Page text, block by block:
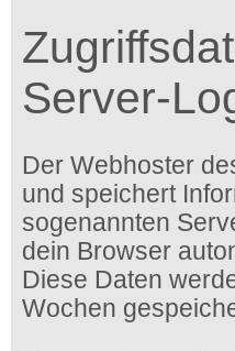
Server-
Der Webhoster
und speichert
sogenannten
dein Browser
Diese Daten
Wochen